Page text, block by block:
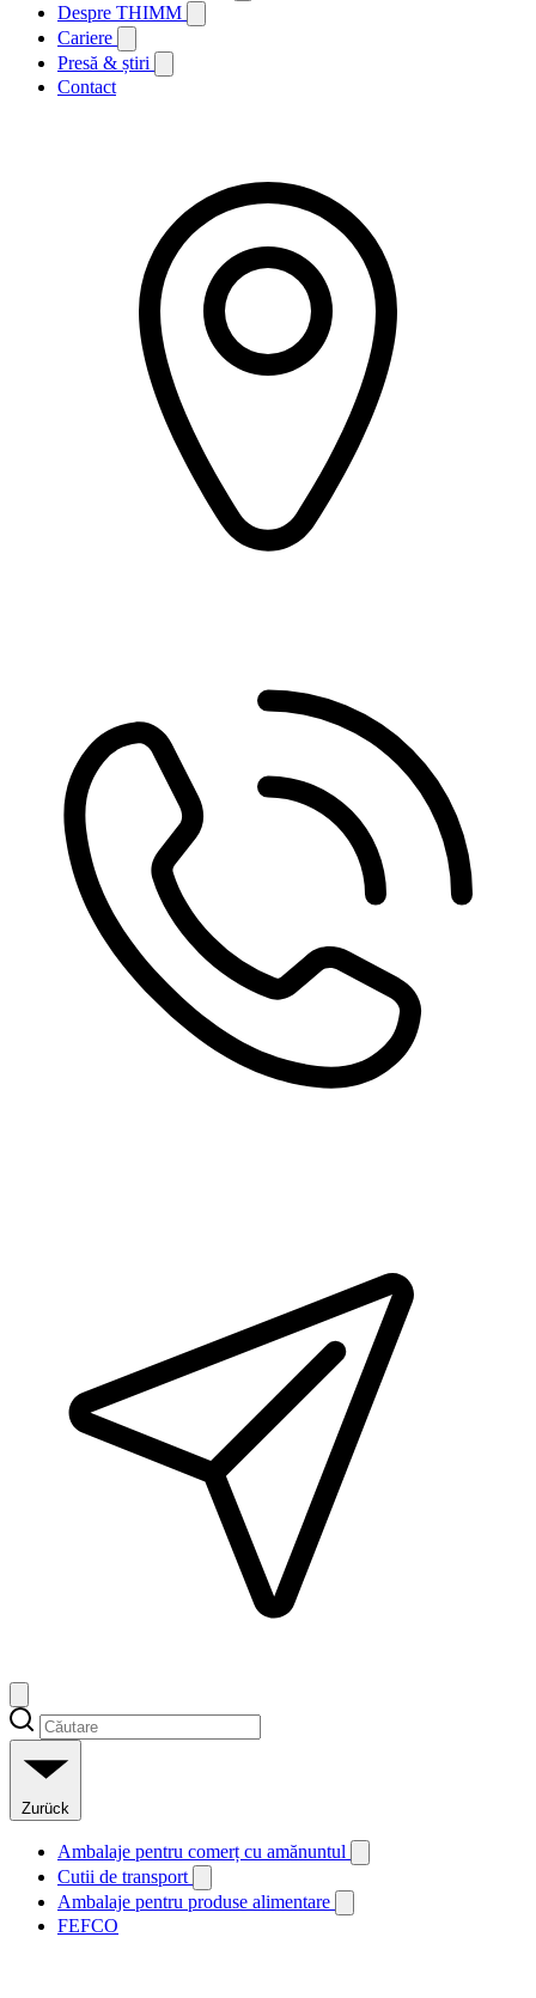
Despre THIMM
Cariere
Presă & știri
Contact
Zurück
Ambalaje pentru comerț cu amănuntul
Cutii de transport
Ambalaje pentru produse alimentare
FEFCO